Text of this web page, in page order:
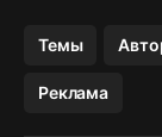
Темы
Реклама